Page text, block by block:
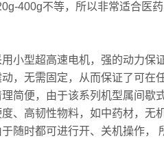
不等，所以非常适合医药
型超高速电机，强的动力保证
无需固定，从而保证了可在任
便，由于该系列机型属间歇
高韧性物料，如中药材，无机
时都可进行开、关机操作，